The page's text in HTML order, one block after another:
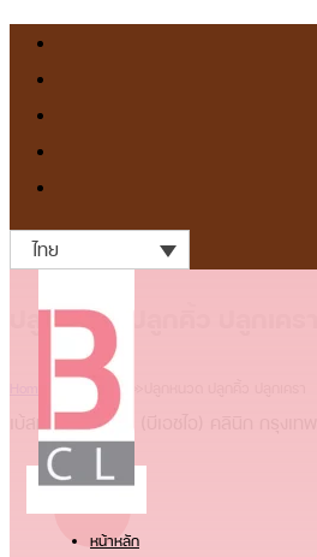
ไทย
หน้าหลัก
ปลูกหนวด ปลูกคิ้ว ปลูกเครา
BHI Service
เบ้สท์แฮร์ไอค่อนส์ (บีเอชไอ) คลินิก กรุงเทพฯ